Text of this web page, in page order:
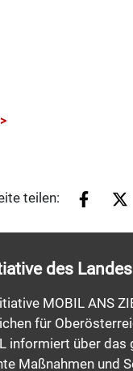
teilen:
des Landes
MOBIL ANS
für
informiert über
Maßnahmen und